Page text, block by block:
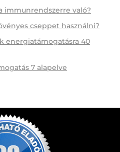
immunrendszerre való?
cseppet használni?
energiatámogatásra 40
7 alapelve